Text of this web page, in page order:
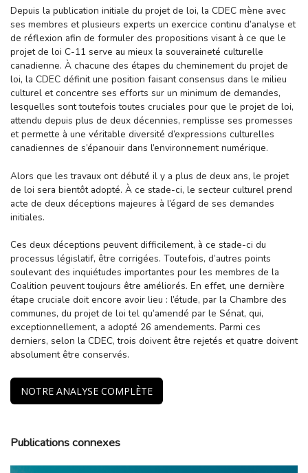
Depuis la publication initiale du projet de loi, la CDEC mène avec
ses membres et plusieurs experts un exercice continu d’analyse et
de réflexion afin de formuler des propositions visant à ce que le
projet de loi C-11 serve au mieux la souveraineté culturelle
canadienne. À chacune des étapes du cheminement du projet de
loi, la CDEC définit une position faisant consensus dans le milieu
culturel et concentre ses efforts sur un minimum de demandes,
lesquelles sont toutefois toutes cruciales pour que le projet de loi,
attendu depuis plus de deux décennies, remplisse ses promesses
et permette à une véritable diversité d’expressions culturelles
canadiennes de s’épanouir dans l’environnement numérique.
Alors que les travaux ont débuté il y a plus de deux ans, le projet
de loi sera bientôt adopté. À ce stade-ci, le secteur culturel prend
acte de deux déceptions majeures à l’égard de ses demandes
initiales.
Ces deux déceptions peuvent difficilement, à ce stade-ci du
processus législatif, être corrigées. Toutefois, d’autres points
soulevant des inquiétudes importantes pour les membres de la
Coalition peuvent toujours être améliorés. En effet, une dernière
étape cruciale doit encore avoir lieu : l’étude, par la Chambre des
communes, du projet de loi tel qu’amendé par le Sénat, qui,
exceptionnellement, a adopté 26 amendements. Parmi ces
derniers, selon la CDEC, trois doivent être rejetés et quatre doivent
absolument être conservés.
NOTRE ANALYSE COMPLÈTE
Publications connexes